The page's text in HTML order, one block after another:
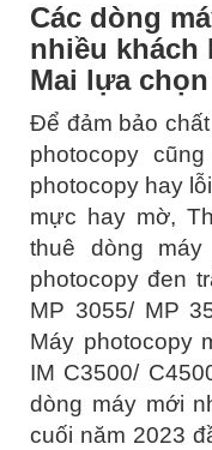
Các dòng
nhiều khách
Mai lựa chọn
Để đảm bảo
photocopy
photocopy hay
mực hay mờ,
thuê dòng
photocopy đen
MP 3055/ MP
Máy photocopy
IM C3500/
dòng máy mới
cuối năm 2023